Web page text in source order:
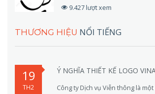
9.427 lượt xem
THƯƠNG HIỆU NỔI TIẾNG
19
TH2
Ý NGHĨA THIẾT KẾ LOGO
Công ty Dịch vụ Viễn thông là